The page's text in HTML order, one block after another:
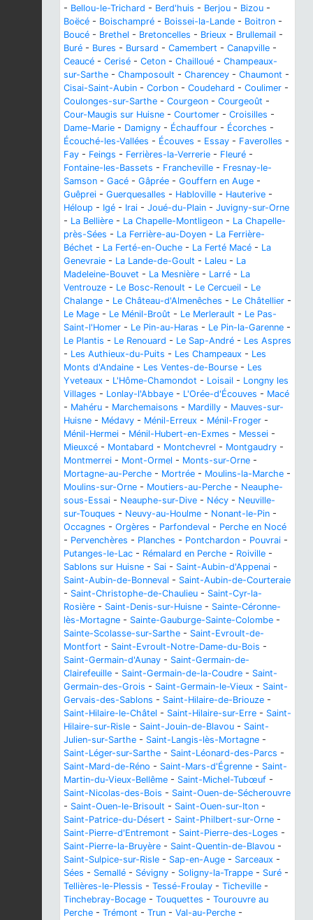
- Bellou-le-Trichard - Berd'huis - Berjou - Bizou -
Boëcé - Boischampré - Boissei-la-Lande - Boitron -
Boucé - Brethel - Bretoncelles - Brieux - Brullemail -
Buré - Bures - Bursard - Camembert - Canapville -
Ceaucé - Cerisé - Ceton - Chailloué - Champeaux-
sur-Sarthe - Champosoult - Charencey - Chaumont -
Cisai-Saint-Aubin - Corbon - Coudehard - Coulimer -
Coulonges-sur-Sarthe - Courgeon - Courgeoût -
Cour-Maugis sur Huisne - Courtomer - Croisilles -
Dame-Marie - Damigny - Échauffour - Écorches -
Écouché-les-Vallées - Écouves - Essay - Faverolles -
Fay - Feings - Ferrières-la-Verrerie - Fleuré -
Fontaine-les-Bassets - Francheville - Fresnay-le-
Samson - Gacé - Gâprée - Gouffern en Auge -
Guêprei - Guerquesalles - Habloville - Hauterive -
Héloup - Igé - Irai - Joué-du-Plain - Juvigny-sur-Orne
- La Bellière - La Chapelle-Montligeon - La Chapelle-
près-Sées - La Ferrière-au-Doyen - La Ferrière-
Béchet - La Ferté-en-Ouche - La Ferté Macé - La
Genevraie - La Lande-de-Goult - Laleu - La
Madeleine-Bouvet - La Mesnière - Larré - La
Ventrouze - Le Bosc-Renoult - Le Cercueil - Le
Chalange - Le Château-d'Almenêches - Le Châtellier -
Le Mage - Le Ménil-Broût - Le Merlerault - Le Pas-
Saint-l'Homer - Le Pin-au-Haras - Le Pin-la-Garenne -
Le Plantis - Le Renouard - Le Sap-André - Les Aspres
- Les Authieux-du-Puits - Les Champeaux - Les
Monts d'Andaine - Les Ventes-de-Bourse - Les
Yveteaux - L'Hôme-Chamondot - Loisail - Longny les
Villages - Lonlay-l'Abbaye - L'Orée-d'Écouves - Macé
- Mahéru - Marchemaisons - Mardilly - Mauves-sur-
Huisne - Médavy - Ménil-Erreux - Ménil-Froger -
Ménil-Hermei - Ménil-Hubert-en-Exmes - Messei -
Mieuxcé - Montabard - Montchevrel - Montgaudry -
Montmerrei - Mont-Ormel - Monts-sur-Orne -
Mortagne-au-Perche - Mortrée - Moulins-la-Marche -
Moulins-sur-Orne - Moutiers-au-Perche - Neauphe-
sous-Essai - Neauphe-sur-Dive - Nécy - Neuville-
sur-Touques - Neuvy-au-Houlme - Nonant-le-Pin -
Occagnes - Orgères - Parfondeval - Perche en Nocé
- Pervenchères - Planches - Pontchardon - Pouvrai -
Putanges-le-Lac - Rémalard en Perche - Roiville -
Sablons sur Huisne - Sai - Saint-Aubin-d'Appenai -
Saint-Aubin-de-Bonneval - Saint-Aubin-de-Courteraie
- Saint-Christophe-de-Chaulieu - Saint-Cyr-la-
Rosière - Saint-Denis-sur-Huisne - Sainte-Céronne-
lès-Mortagne - Sainte-Gauburge-Sainte-Colombe -
Sainte-Scolasse-sur-Sarthe - Saint-Evroult-de-
Montfort - Saint-Evroult-Notre-Dame-du-Bois -
Saint-Germain-d'Aunay - Saint-Germain-de-
Clairefeuille - Saint-Germain-de-la-Coudre - Saint-
Germain-des-Grois - Saint-Germain-le-Vieux - Saint-
Gervais-des-Sablons - Saint-Hilaire-de-Briouze -
Saint-Hilaire-le-Châtel - Saint-Hilaire-sur-Erre - Saint-
Hilaire-sur-Risle - Saint-Jouin-de-Blavou - Saint-
Julien-sur-Sarthe - Saint-Langis-lès-Mortagne -
Saint-Léger-sur-Sarthe - Saint-Léonard-des-Parcs -
Saint-Mard-de-Réno - Saint-Mars-d'Égrenne - Saint-
Martin-du-Vieux-Bellême - Saint-Michel-Tubœuf -
Saint-Nicolas-des-Bois - Saint-Ouen-de-Sécherouvre
- Saint-Ouen-le-Brisoult - Saint-Ouen-sur-Iton -
Saint-Patrice-du-Désert - Saint-Philbert-sur-Orne -
Saint-Pierre-d'Entremont - Saint-Pierre-des-Loges -
Saint-Pierre-la-Bruyère - Saint-Quentin-de-Blavou -
Saint-Sulpice-sur-Risle - Sap-en-Auge - Sarceaux -
Sées - Semallé - Sévigny - Soligny-la-Trappe - Suré -
Tellières-le-Plessis - Tessé-Froulay - Ticheville -
Tinchebray-Bocage - Touquettes - Tourouvre au
Perche - Trémont - Trun - Val-au-Perche -